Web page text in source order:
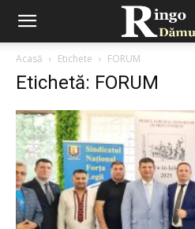
Acasă Etichete FORUM
Etichetă: FORUM